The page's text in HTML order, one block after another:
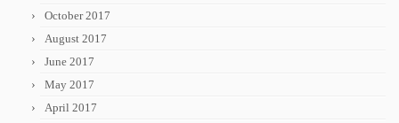
October 2017
August 2017
June 2017
May 2017
April 2017